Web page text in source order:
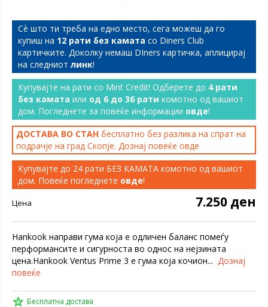
Сѐ што ти треба на едно место, сега можеш да го
купиш на 12 рати без камата со Diners Club
картичките. Доколку немаш DIners картичка, аплицирај
на следниот линк!
Купувајте на рати со Mint Credit! Одберете до 4 рати
без камата или од 6 до 36 рати комотно од вашиот
дом. Погледнете за повеќе информации овде!
ДОСТАВА ВО СТАН бесплатно без разлика на спрат на
подрачје на град Скопје. Дознај повеќе овде
Купувајте до 24 рати БЕЗ КАМАТА комотно од вашиот
дом. Повеќе погледнете овде!
Цена 7.250 ден
Hankook направи гума која е одличен баланс помеѓу
перформансите и сигурноста во однос на нејзината
цена.Hankook Ventus Prime 3 е гума која кочион... Дознај
повеќе
Бесплатна достава